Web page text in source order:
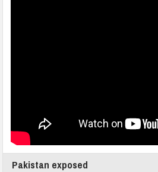
Pakistan exposed